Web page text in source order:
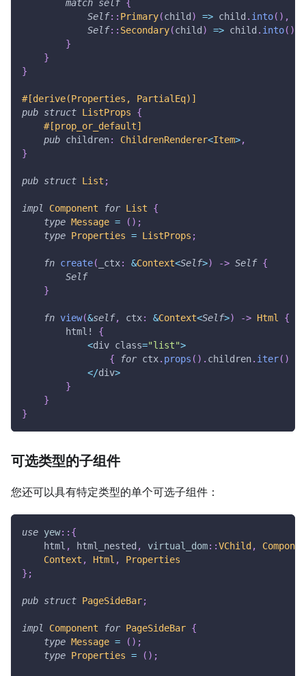
match self {
Self:: Primary(child ) => child . into( ) ,
Self:: Secondary(child ) => child . into( )
}
}
}
#[derive(Properties, PartialEq)]
pub struct ListProps
{
#[prop_or_default]
pub children: ChildrenRenderer<Item>,
}
pub struct List ;
impl Component for List
{
type Message = ( ) ;
type Properties = ListProps ;
fn create( _ctx: &Context<Self>) -> Self {
Self
}
fn view(&self, ctx: &Context<Self>) -> Html
{
html!
{
<div class="list">
{
for ctx. props ( ) . children. iter( )
</div>
}
}
}
可选类型的子组件
您还可以具有特定类型的单个可选子组件：
use yew:: {
    html
, html_nested , virtual_dom::VChild ,
Context , Html ,
Properties
} ;
pub struct PageSideBar;
impl Component for PageSideBar {
type Message = ( ) ;
type Properties = ( ) ;